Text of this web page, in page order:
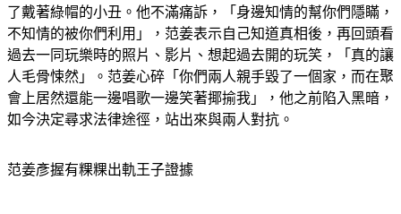
了戴著綠帽的小丑。他不滿痛訴，「身邊知情的幫你們隱瞞，
不知情的被你們利用」，范姜表示自己知道真相後，再回頭看
過去一同玩樂時的照片、影片、想起過去開的玩笑，「真的讓
人毛骨悚然」。范姜心碎「你們兩人親手毀了一個家，而在聚
會上居然還能一邊唱歌一邊笑著揶揄我」，他之前陷入黑暗，
如今決定尋求法律途徑，站出來與兩人對抗。
范姜彥握有粿粿出軌王子證據